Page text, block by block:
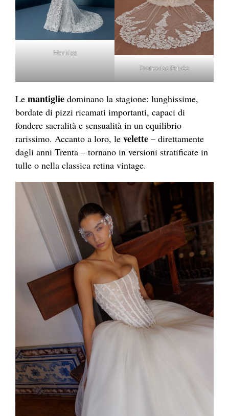
Markìsa
Pronovias Privée
Le mantiglie dominano la stagione: lunghissime,
bordate di pizzi ricamati importanti, capaci di
fondere sacralità e sensualità in un equilibrio
rarissimo. Accanto a loro, le velette – direttamente
dagli anni Trenta – tornano in versioni stratificate in
tulle o nella classica retina vintage.